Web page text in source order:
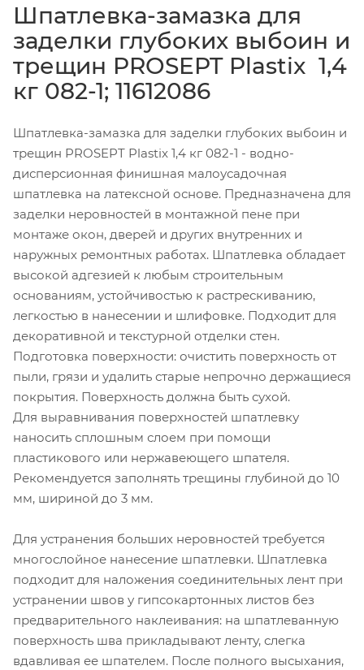
Шпатлевка-замазка для
заделки глубоких выбоин и
трещин PROSEPT Plastix 1,4
кг 082-1; 11612086
Шпатлевка-замазка для заделки глубоких выбоин и
трещин PROSEPT Plastix 1,4 кг 082-1 - водно-
дисперсионная финишная малоусадочная
шпатлевка на латексной основе. Предназначена для
заделки неровностей в монтажной пене при
монтаже окон, дверей и других внутренних и
наружных ремонтных работах. Шпатлевка обладает
высокой адгезией к любым строительным
основаниям, устойчивостью к растрескиванию,
легкостью в нанесении и шлифовке. Подходит для
декоративной и текстурной отделки стен.
Подготовка поверхности: очистить поверхность от
пыли, грязи и удалить старые непрочно держащиеся
покрытия. Поверхность должна быть сухой.
Для выравнивания поверхностей шпатлевку
наносить сплошным слоем при помощи
пластикового или нержавеющего шпателя.
Рекомендуется заполнять трещины глубиной до 10
мм, шириной до 3 мм.
Для устранения больших неровностей требуется
многослойное нанесение шпатлевки. Шпатлевка
подходит для наложения соединительных лент при
устранении швов у гипсокартонных листов без
предварительного наклеивания: на шпатлеванную
поверхность шва прикладывают ленту, слегка
вдавливая ее шпателем. После полного высыхания,